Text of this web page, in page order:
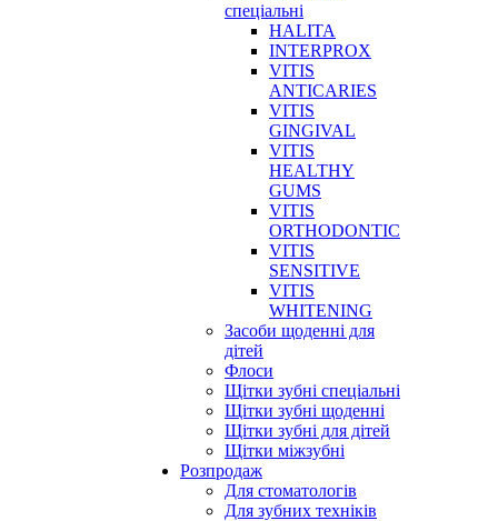
спеціальні
HALITA
INTERPROX
VITIS
ANTICARIES
VITIS
GINGIVAL
VITIS
HEALTHY
GUMS
VITIS
ORTHODONTIC
VITIS
SENSITIVE
VITIS
WHITENING
Засоби щоденні для
дітей
Флоси
Щітки зубні спеціальні
Щітки зубні щоденні
Щітки зубні для дітей
Щітки міжзубні
Розпродаж
Для стоматологів
Для зубних техніків